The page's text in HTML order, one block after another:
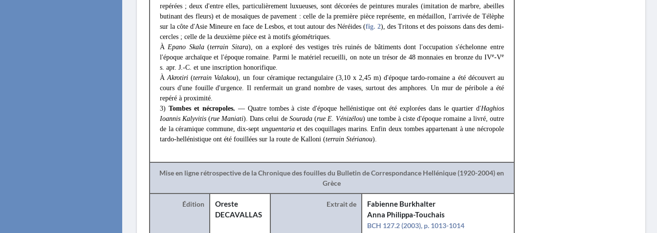
repérées ; deux d'entre elles, particulièrement luxueuses, sont décorées de peintures murales (imitation de marbre, abeilles
butinant des fleurs) et de mosaïques de pavement : celle de la première pièce représente, en médaillon, l'arrivée de Télèphe
sur la côte d'Asie Mineure en face de Lesbos, et tout autour des Néréides (fig. 2), des Tritons et des poissons dans des demi-
cercles ; celle de la deuxième pièce est à motifs géométriques.
ÀEpano Skala(terrain Sitara), on a exploré des vestiges très ruinés de bâtiments dont l'occupation s'échelonne entre
l'époque archaïque et l'époque romaine. Parmi le matériel recueilli, on note un trésor de 48 monnaies en bronze du IVe-Ve
s. apr. J.-C. et une inscription honorifique.
ÀAkrotiri(terrain Valakou), un four céramique rectangulaire (3,10 x 2,45 m) d'époque tardo-romaine a été découvert au
cours d'une fouille d'urgence. Il renfermait un grand nombre de vases, surtout des amphores. Un mur de péribole a été
repéré à proximité.
3) Tombes et nécropoles. — Quatre tombes à ciste d'époque hellénistique ont été explorées dans le quartier d'Haghios
Ioannis Kalyvitis (rue Maniati). Dans celui de Sourada (rue E. Vénizélou) une tombe à ciste d'époque romaine a livré, outre
de la céramique commune, dix-sept unguentariaet des coquillages marins. Enfin deux tombes appartenant à une nécropole
tardo-hellénistique ont été fouillées sur la route de Kalloni (terrain Stérianou).
Mise en ligne rétrospective de la Chronique des fouilles du Bulletin de Correspondance Hellénique (1920-2004) en
Grèce
Édition
Oreste
DECAVALLAS
Extrait de
Fabienne Burkhalter
Anna Philippa-Touchais
BCH 127.2 (2003), p. 1013-1014